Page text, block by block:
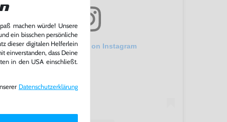
View this post on Instagram
machen würde! Unsere
ein bisschen persönliche
dieser digitalen Helferlein
einverstanden, dass Deine
in den USA einschließt.
Daten­schutz­erklärung